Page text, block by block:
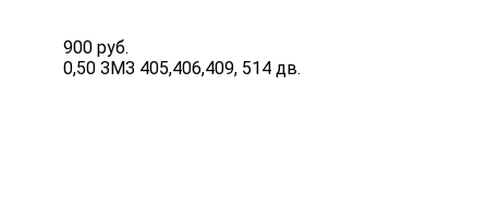
900 руб.
0,50 ЗМЗ 405,406,409, 514 дв.